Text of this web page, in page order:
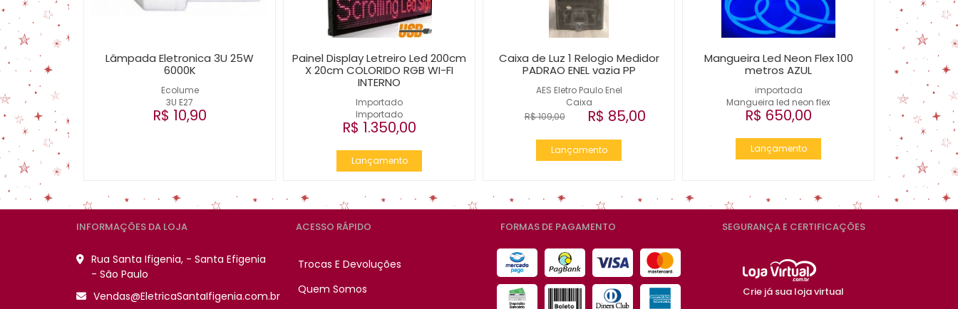
Ecolume
3U E27
Lâmpada Eletronica 3U 25W
6000K
R$ 10,90
Importado
Importado
Painel Display Letreiro Led 200cm
X 20cm COLORIDO RGB WI-FI
INTERNO
R$ 1.350,00
Lançamento
AES Eletro Paulo Enel
Caixa
Caixa de Luz 1 Relogio Medidor
PADRAO ENEL vazia PP
R$ 109,00 R$ 85,00
Lançamento
importada
Mangueira led neon flex
Mangueira Led Neon Flex 100
metros AZUL
R$ 650,00
Lançamento
INFORMAÇÕES DA LOJA
Rua Santa Ifigenia, - Santa Efigenia
- São Paulo
Vendas@EletricaSantaIfigenia.com.br
ACESSO RÁPIDO
Trocas E Devoluções
Quem Somos
FORMAS DE PAGAMENTO SEGURANÇA E CERTIFICAÇÕES
Crie já sua loja virtual